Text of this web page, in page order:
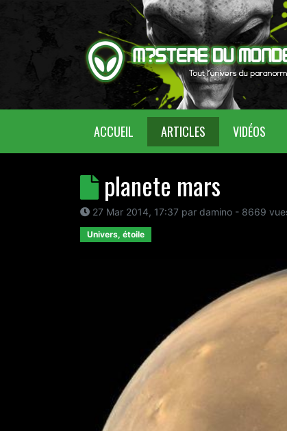
ACCUEIL (CURRENT)ARTICLES VIDÉOS
planete mars
27 Mar 2014, 17:37 par damino - 8669
Univers, étoile